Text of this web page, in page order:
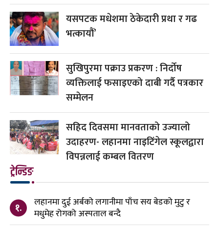
यसपटक मधेशमा ठेकेदारी प्रथा र गढ
भत्कायौं’
सुखिपुरमा पक्राउ प्रकरण : निर्दोष
व्यक्तिलाई फसाइएको दाबी गर्दै पत्रकार
सम्मेलन
सहिद दिवसमा मानवताको उज्यालो
उदाहरण- लहानमा नाइटिंगेल स्कूलद्वारा
विपन्नलाई कम्बल वितरण
ट्रेन्डिङ
१.
लहानमा दुई अर्बको लगानीमा पाँच सय बेडको मुटु र
मधुमेह रोगको अस्पताल बन्दै